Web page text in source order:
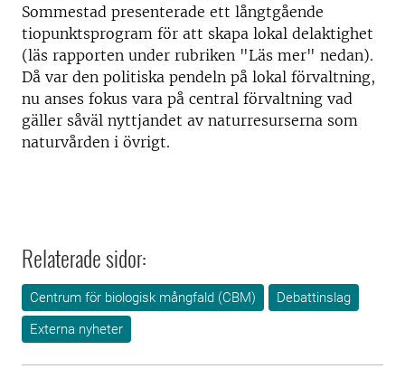
Sommestad presenterade ett långtgående
tiopunktsprogram för att skapa lokal delaktighet
(läs rapporten under rubriken "Läs mer" nedan).
Då var den politiska pendeln på lokal förvaltning,
nu anses fokus vara på central förvaltning vad
gäller såväl nyttjandet av naturresurserna som
naturvården i övrigt. ​
Relaterade sidor:
Centrum för biologisk mångfald (CBM)
Debattinslag
Externa nyheter